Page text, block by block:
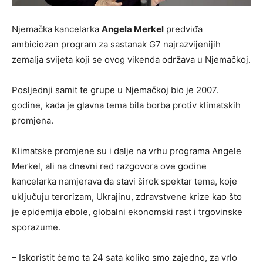
Njemačka kancelarka Angela Merkel predviđa
ambiciozan program za sastanak G7 najrazvijenijih
zemalja svijeta koji se ovog vikenda održava u Njemačkoj.
Posljednji samit te grupe u Njemačkoj bio je 2007.
godine, kada je glavna tema bila borba protiv klimatskih
promjena.
Klimatske promjene su i dalje na vrhu programa Angele
Merkel, ali na dnevni red razgovora ove godine
kancelarka namjerava da stavi širok spektar tema, koje
uključuju terorizam, Ukrajinu, zdravstvene krize kao što
je epidemija ebole, globalni ekonomski rast i trgovinske
sporazume.
– Iskoristit ćemo ta 24 sata koliko smo zajedno, za vrlo